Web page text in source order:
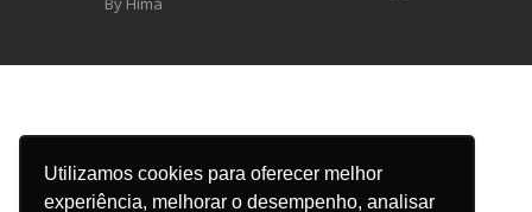
Utilizamos cookies para oferecer melhor
experiência, melhorar o desempenho, analisar